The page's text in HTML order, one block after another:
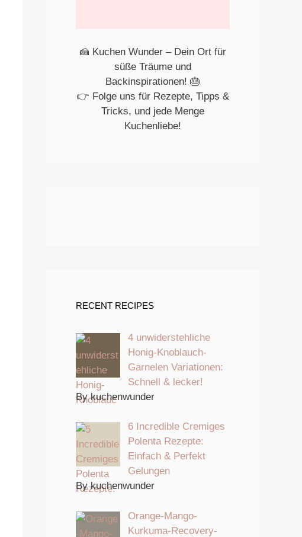
🍰 Kuchen Wunder – Dein Ort für
süße Träume und
Backinspirationen! 🎂
👉 Folge uns für Rezepte, Tipps &
Tricks, und jede Menge
Kuchenliebe!
RECENT RECIPES
4 unwiderstehliche
Honig-Knoblauch-
Garnelen Variationen:
Schnell & lecker!
By kuchenwunder
6 Incredible Cremiges
Polenta Rezepte:
Einfach & Perfekt
Gelungen
By kuchenwunder
Orange-Mango-
Kurkuma-Recovery-